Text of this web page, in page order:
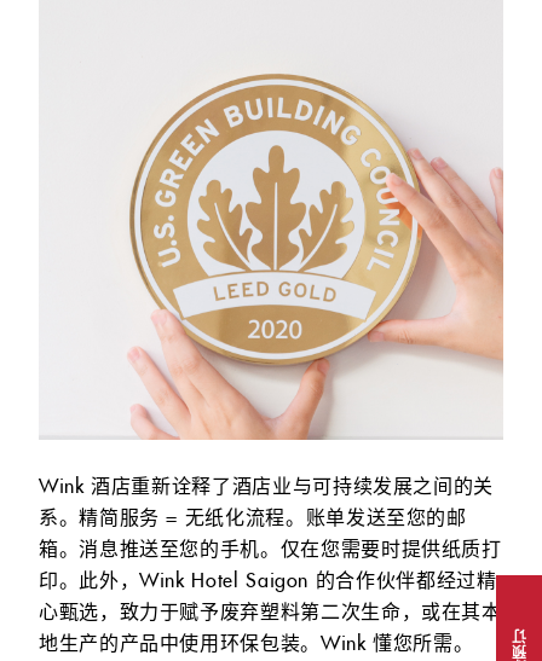
Wink 酒店重新诠释了酒店业与可持续发展之间的关
系。精简服务 = 无纸化流程。账单发送至您的邮
箱。消息推送至您的手机。仅在您需要时提供纸质打
印。此外，Wink Hotel Saigon 的合作伙伴都经过精
心甄选，致力于赋予废弃塑料第二次生命，或在其本
地生产的产品中使用环保包装。Wink 懂您所需。